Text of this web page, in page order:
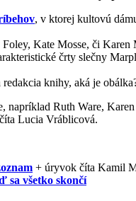
, v ktorej kultovú
Kate Mosse, či
črty slečny
knihy, aká je
napríklad Ruth Ware,
Lucia Vráblicová.
+ úryvok číta Kamil
sa všetko skončí